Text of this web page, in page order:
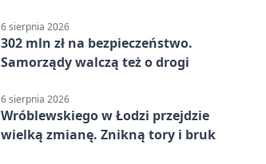
6 sierpnia 2026
302 mln zł na bezpieczeństwo.
Samorządy walczą też o drogi
6 sierpnia 2026
Wróblewskiego w Łodzi przejdzie
wielką zmianę. Znikną tory i bruk